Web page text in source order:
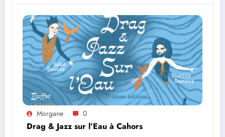
Morgane 0
Drag & Jazz sur l’Eau à Cahors